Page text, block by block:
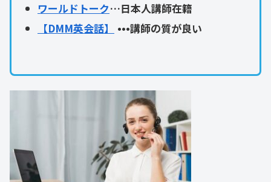
ワールドトーク…日本人講師在籍
【DMM英会話】
•••講師の質が良い